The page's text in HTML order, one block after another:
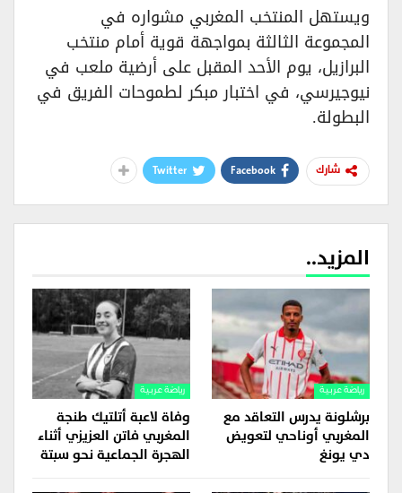
ويستهل المنتخب المغربي مشواره في
المجموعة الثالثة بمواجهة قوية أمام منتخب
البرازيل، يوم الأحد المقبل على أرضية ملعب في
نيوجيرسي، في اختبار مبكر لطموحات الفريق في
البطولة.
شارك Facebook
Twitter
المزيد..
رياضة عربية
برشلونة يدرس التعاقد مع
المغربي أوناحي لتعويض
دي يونغ
رياضة عربية
وفاة لاعبة أتلتيك طنجة
المغربي فاتن العزيزي أثناء
الهجرة الجماعية نحو سبتة